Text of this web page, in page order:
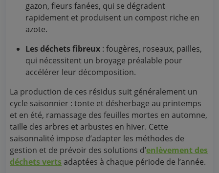
gazon, fleurs fanées, qui se dégradent
rapidement et produisent un compost riche en
azote.
Les déchets fibreux : fougères, roseaux, pailles,
qui nécessitent un broyage préalable pour
accélérer leur décomposition.
La production de ces résidus suit généralement un
cycle saisonnier : tonte et désherbage au printemps
et en été, ramassage des feuilles mortes en automne,
taille des arbres et arbustes en hiver. Cette
saisonnalité impose d’adapter les méthodes de
gestion et de prévoir des solutions d’enlèvement des
déchets verts adaptées à chaque période de l’année.